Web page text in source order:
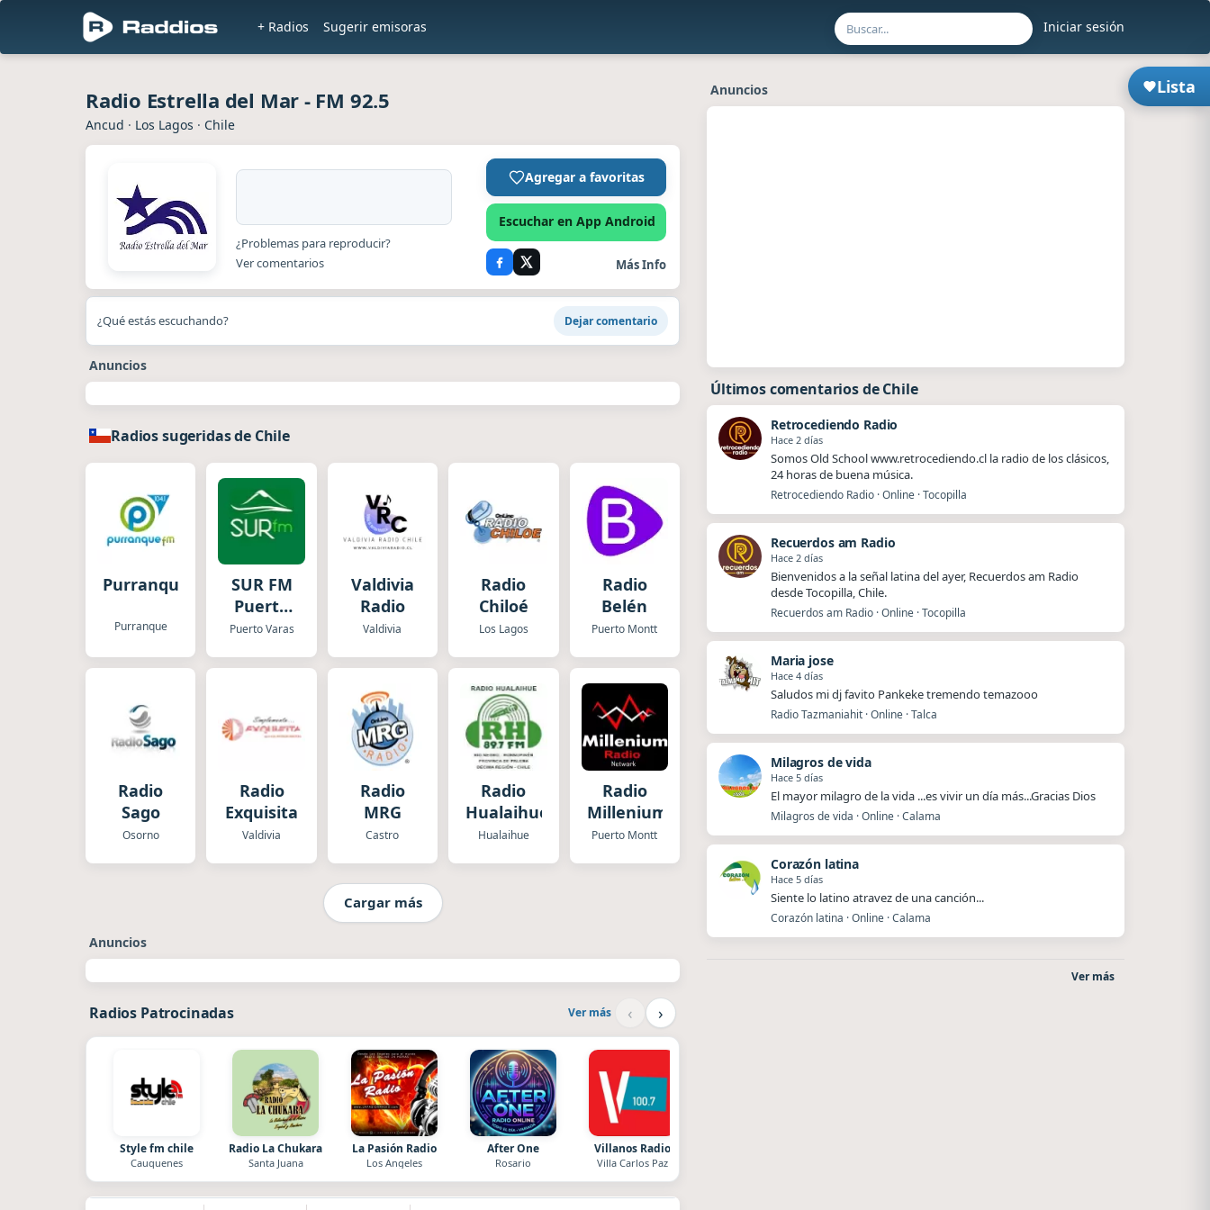
Iniciar sesión
+ Radios Sugerir emisoras
Lista
Radio Estrella del Mar - FM 92.5
Ancud · Los Lagos · Chile
¿Problemas para reproducir?
Ver comentarios
Agregar a favoritas
Escuchar en App Android
Más Info
¿Qué estás escuchando? Dejar comentario
Anuncios
Radios sugeridas de Chile
Purranque
Purranque
SUR FM
Puerto
Varas
Puerto Varas
Valdivia
Radio
Valdivia
Radio
Chiloé
Los Lagos
Radio
Belén
Puerto Montt
Radio
Sago
Osorno
Radio
Exquisita
Valdivia
Radio
MRG
Castro
Radio
Hualaihué
Hualaihue
Radio
Millenium
Puerto Montt
Cargar más
Anuncios
Radios Patrocinadas Ver más ‹ ›
Style fm chile
Cauquenes
Radio La Chukara
Santa Juana
La Pasión Radio
Los Angeles
After One
Rosario
Villanos Radio
Villa Carlos Paz
Anuncios
Últimos comentarios de Chile
Retrocediendo Radio
Hace 2 días
Somos Old School www.retrocediendo.cl la radio de los clásicos,
24 horas de buena música.
Retrocediendo Radio · Online · Tocopilla
Recuerdos am Radio
Hace 2 días
Bienvenidos a la señal latina del ayer, Recuerdos am Radio
desde Tocopilla, Chile.
Recuerdos am Radio · Online · Tocopilla
Maria jose
Hace 4 días
Saludos mi dj favito Pankeke tremendo temazooo
Radio Tazmaniahit · Online · Talca
Milagros de vida
Hace 5 días
El mayor milagro de la vida ...es vivir un día más...Gracias Dios
Milagros de vida · Online · Calama
Corazón latina
Hace 5 días
Siente lo latino atravez de una canción...
Corazón latina · Online · Calama
Ver más